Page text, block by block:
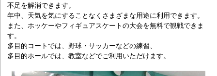
不足を解消できます。
年中、天気を気にすることなくさまざまな用途に利用できます。
また、ホッケーやフィギュアスケートの大会を無料で観戦できま
す。
多目的コートでは、野球・サッカーなどの練習、
多目的ホールでは、教室などでご利用いただけます。